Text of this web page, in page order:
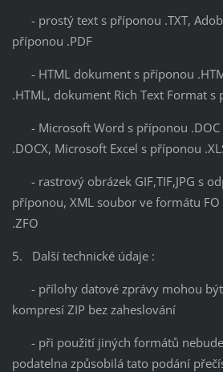
- prostý text s příponou .TXT,
příponou .PDF
- HTML dokument s příponou
.HTML, dokument Rich Text Format s
- Microsoft Word s příponou .DOC
.DOCX, Microsoft Excel s příponou
- rastrový obrázek GIF,TIF,JPG s
příponou, XML soubor ve formátu
.ZFO
5. Další technické údaje :
- přílohy datové zprávy mohou
kompresí ZIP bez zaheslování
- při použití jiných formátů
podatelna způsobilá tato podání